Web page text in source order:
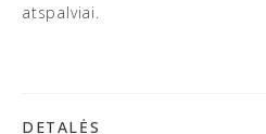
atspalviai.
DETALĖS